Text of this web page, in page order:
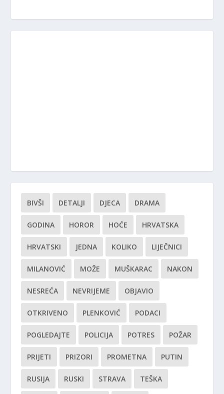
BIVŠI DETALJI DJECA DRAMA
GODINA HOROR HOĆE HRVATSKA
HRVATSKI JEDNA KOLIKO LIJEČNICI
MILANOVIĆ MOŽE MUŠKARAC NAKON
NESREĆA NEVRIJEME OBJAVIO
OTKRIVENO PLENKOVIĆ PODACI
POGLEDAJTE POLICIJA POTRES POŽAR
PRIJETI PRIZORI PROMETNA PUTIN
RUSIJA RUSKI STRAVA TEŠKA